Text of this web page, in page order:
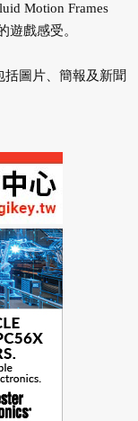
Motion Frames
遊戲感受。
括圖片、簡報及新聞